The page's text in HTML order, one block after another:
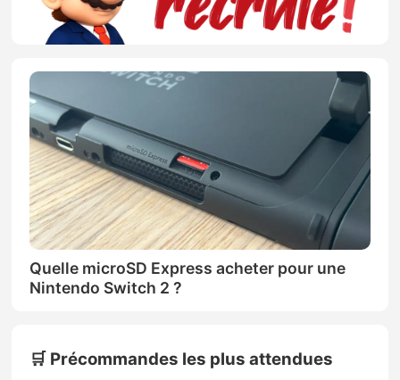
Quelle microSD Express acheter pour une
Nintendo Switch 2 ?
🛒 Précommandes les plus attendues